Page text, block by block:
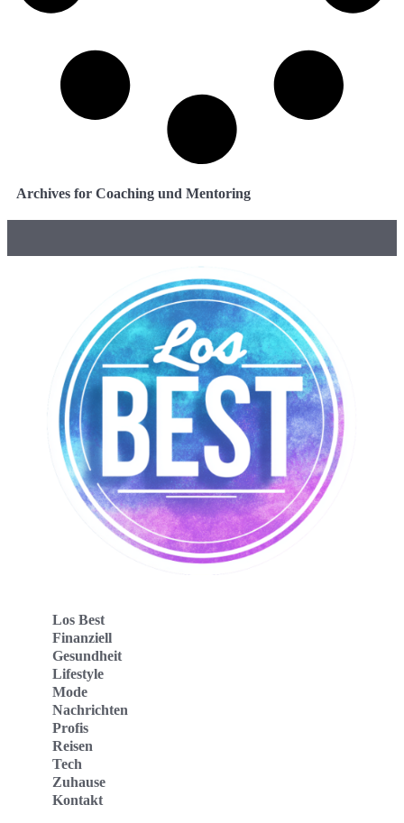
Archives for Coaching und Mentoring
Los Best
Finanziell
Gesundheit
Lifestyle
Mode
Nachrichten
Profis
Reisen
Tech
Zuhause
Kontakt